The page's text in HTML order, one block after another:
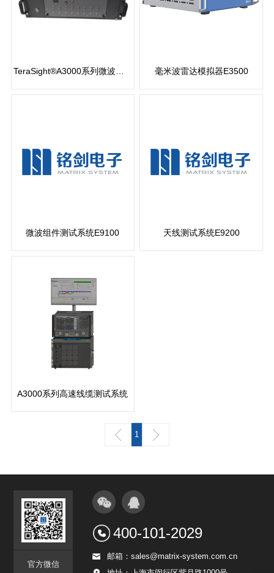
毫米波雷达模拟器E3500
微波组件测试系统E9100 天线测试系统E9200
A3000系列高速线缆测试系统
1
官方微信
400-101-2029
邮箱：sales@matrix-system.com.cn